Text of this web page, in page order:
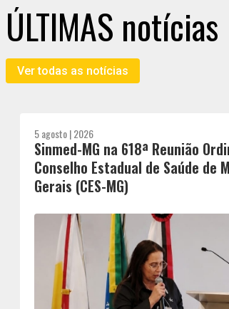
ÚLTIMAS notícias
Ver todas as notícias
5 agosto | 2026
Sinmed-MG na 618ª Reunião
Conselho Estadual de Saúde de
Gerais (CES-MG)